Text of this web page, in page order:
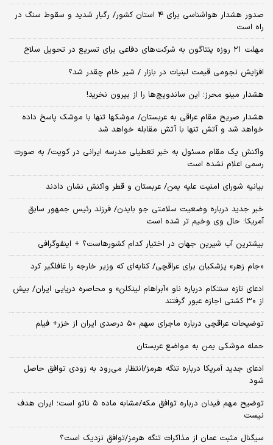
صدور هشدار هواشناسی برای ۴ استان کشور/ رگبار شدید و سقوط سنگ در
راه است
مهلت ۲۱ روزه پنتاگون به شرکت‌های دفاعی برای تسریع در تحویل سلاح
افزایش نجومی قیمت لبنیات در بازار / شیر خام چقدر شد؟
هشدار مینو محرز؛ این ساندویچ‌ها را از بیرون نخرید!
هشدار صریح مقام عراقی به عربستان/ موشکها تنها با موشک پاسخ داده
خواهد شد و آتش تنها با آتش مقابله خواهد شد
واکنش یک مقام مسئول به خبر تعطیلی مدرسه ایرانی در کویت/ به صورت
رسمی اعلام نشده است
بیانیه شورای امنیت علیه یمن/ عربستان و قطر واکنش نشان دادند
خبر جدید درباره وضعیت سلامتی جو بایدن/ فرزند رئیس جمهور سابق
آمریکا: حال وی وخیم تر شده است
بیشترین آب شیرین جهان در اختیار کدام کشورهاست؟ + اینفوگرافی
«جام زهر» پزشکیان برای عراقچی/ کنایه‌ای که وزیر خارجه را غافلگیر کرد
ادعای تازه سنتکام درباره ناو «آبراهام لینکلن» و محاصره دریایی ایران/ بیش
از ۳۰ کشتی اجازه عبور گرفتند
توضیحات عراقچی درباره ماجرای سهم ۵۰ درصدی ایران از خزر+ فیلم
حمله موشکی یمن به مواضع عربستان
ادعای جدید آمریکا درباره تنگه هرمز/انتظار می‌رود به زودی توافق حاصل
شود
توضیح مهم فیدان درباره توافق مکه/مشابه ماده ۵ ناتو است؛ ایران هدف
نیست
سیگنال‌ مثبت عمان از مذاکرات تنگه هرمز/توافق نزدیک است؟